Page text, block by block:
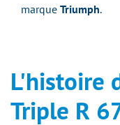
marque Triumph.
L'histoire
Triple R